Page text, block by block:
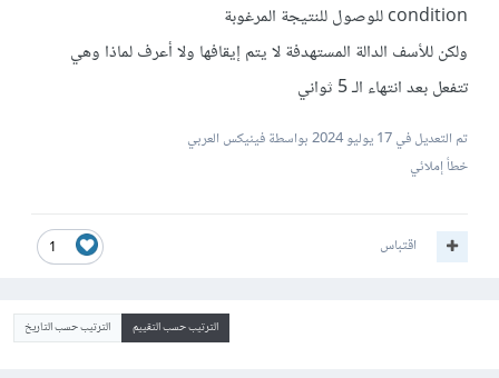
condition للوصول للنتيجة المرغوبة
ولكن للأسف الدالة المستهدفة لا يتم إيقافها ولا أعرف لماذا وهي
تتفعل بعد انتهاء الـ 5 ثواني
تم التعديل في17 يوليو 2024
بواسطة فينيكس العربي
خطأ إملائي
1 اقتباس
الترتيب حسب التقييم الترتيب حسب التاريخ